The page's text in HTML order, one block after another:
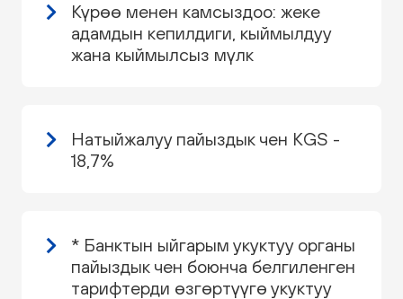
Күрөө менен камсыздоо: жеке
адамдын кепилдиги, кыймылдуу
жана кыймылсыз мүлк
Натыйжалуу пайыздык чен KGS -
18,7%
* Банктын ыйгарым укуктуу органы
пайыздык чен боюнча белгиленген
тарифтерди өзгөртүүгө укуктуу